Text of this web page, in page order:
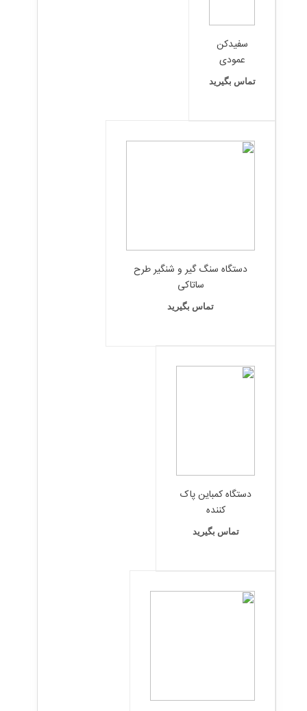
سفیدکن
عمودی
تماس بگیرید
دستگاه سنگ گیر و شنگیر طرح
ساتاکی
تماس بگیرید
دستگاه کمباین پاک
کننده
تماس بگیرید